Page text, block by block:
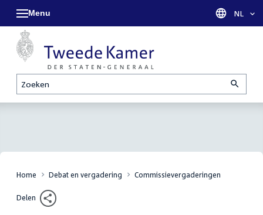
Zoeken
Menu Taal
NL
Home Debat en vergadering Commissievergaderingen
Delen